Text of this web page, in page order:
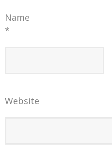
Name
*
Website